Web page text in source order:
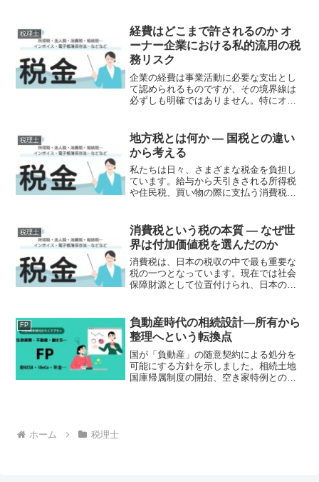
の縮小ですが、これは単なる制度変更で
はなく、日本の雇...
税理士
経費はどこまで許されるのか オ
ーナー企業における私的流用の税
務リスク
企業の経費は事業活動に必要な支出とし
て認められるものですが、その境界線は
必ずしも明確ではありません。特にオー
やすい傾向があります。近時、オーナー
企業において高額な宝飾品...
税理士
地方税とは何か — 国税との違い
から考える
私たちは日々、さまざまな税金を負担し
ています。給与から天引きされる所得税
や住民税、買い物の際に支払う消費税、
人にとって「国税」と「地方税」の違い
は意外に分かりにくいもの...
税理士
消費税という税の本質 ― なぜ世
界は付加価値税を選んだのか
消費税は、日本の税収の中で最も重要な
税の一つとなっています。現在では社会
保障財源として位置付けられ、日本の財
の議論を伴ってきた税でもあります。逆
進性の問題や税率引上げをめ...
FP
負動産時代の相続設計―所有から
整理へという転換点
国が「負動産」の随意契約による処分を
可能にする方針を示しました。相続土地
国庫帰属制度の開始、空き家特例との整
ホーム
税理士